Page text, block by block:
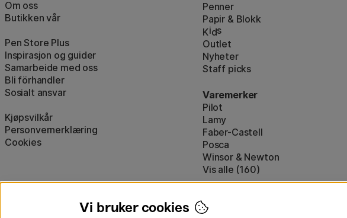
Om oss
Butikken vår
Pen Store Plus
Inspirasjon og guider
Samarbeide med oss
Bli förhandler
Sosialt ansvar
Kjøpsvilkår
Personvernerklæring
Cookies
Penner
Papir & Blokk
Kids
Outlet
Nyheter
Staff picks
Varemerker
Pilot
Lamy
Faber-Castell
Posca
Winsor & Newton
Vis alle (160)
Vi bruker cookies